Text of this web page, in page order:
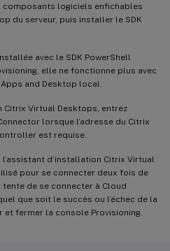
composants logiciels enfichables
du serveur, puis installer le SDK
avec le SDK PowerShell
elle ne fonctionne plus avec
and Desktop local.
Citrix Virtual Desktops, entrez
lorsque l’adresse du Citrix
est requise.
d’installation Citrix Virtual
pour se connecter deux fois de
tente de se connecter à Cloud
que soit le succès ou l’échec de la
et fermer la console Provisioning.